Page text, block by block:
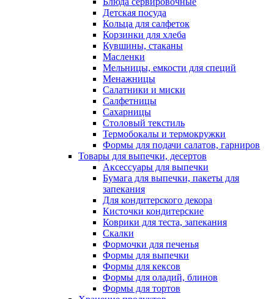
Детская посуда
Кольца для салфеток
Корзинки для хлеба
Кувшины, стаканы
Масленки
Мельницы, емкости для специй
Менажницы
Салатники и миски
Салфетницы
Сахарницы
Столовый текстиль
Термобокалы и термокружки
Формы для подачи салатов, гарниров
Товары для выпечки, десертов
Аксессуары для выпечки
Бумага для выпечки, пакеты для
запекания
Для кондитерского декора
Кисточки кондитерские
Коврики для теста, запекания
Скалки
Формочки для печенья
Формы для выпечки
Формы для кексов
Формы для оладий, блинов
Формы для тортов